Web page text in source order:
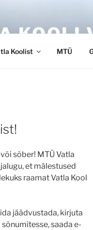
KOOLI
Koolist MTÜ
sõber! MTÜ Vatla
et mälestused
raamat Vatla Kool
jäädvustada, kirjuta
saada e-